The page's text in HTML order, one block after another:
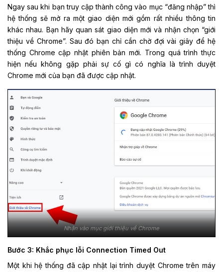
Ngay sau khi bạn truy cập thành công vào mục “đăng nhập” thì
hệ thống sẽ mở ra một giao diện mới gồm rất nhiều thông tin
khác nhau. Bạn hãy quan sát giao diện mới và nhận chọn “giới
thiệu về Chrome”. Sau đó bạn chỉ cần chờ đợi vài giây để hệ
thống Chrome cập nhật phiên bản mới. Trong quá trình thực
hiện nếu không gặp phải sự cố gì có nghĩa là trình duyệt
Chrome mới của bạn đã được cập nhật.
Nhận vào mục giới thiệu về Chrome
Bước 3: Khắc phục lỗi Connection Timed Out
Một khi hệ thống đã cập nhật lại trình duyệt Chrome trên máy